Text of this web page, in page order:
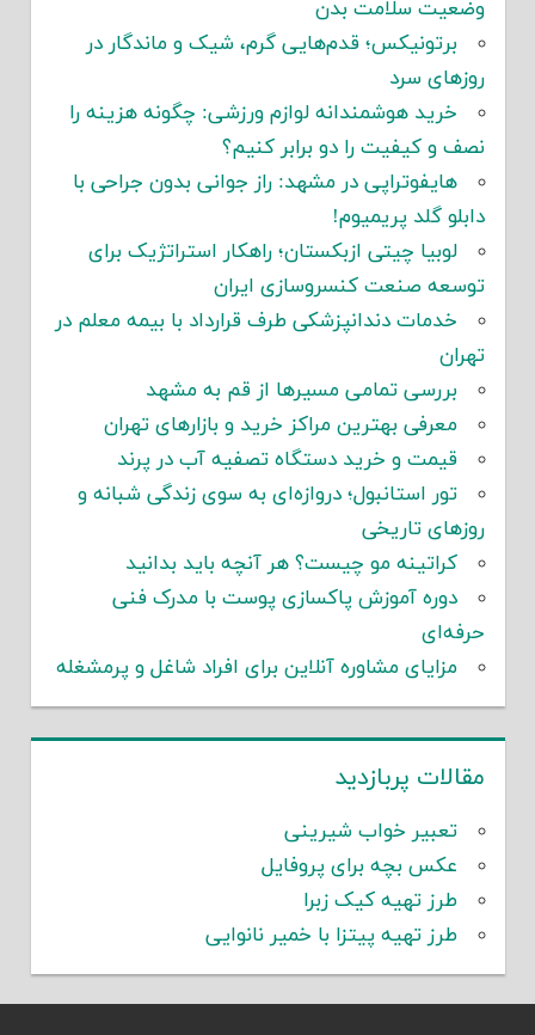
وضعیت سلامت بدن
برتونیکس؛ قدم‌هایی گرم، شیک و ماندگار در
روزهای سرد
خرید هوشمندانه لوازم ورزشی: چگونه هزینه را
نصف و کیفیت را دو برابر کنیم؟
هایفوتراپی در مشهد: راز جوانی بدون جراحی با
دابلو گلد پریمیوم!
لوبیا چیتی ازبکستان؛ راهکار استراتژیک برای
توسعه صنعت کنسروسازی ایران
خدمات دندانپزشکی طرف قرارداد با بیمه معلم در
تهران
بررسی تمامی مسیرها از قم به مشهد
معرفی بهترین مراکز خرید و بازارهای تهران
قیمت و خرید دستگاه تصفیه آب در پرند
تور استانبول؛ دروازه‌ای به سوی زندگی شبانه و
روزهای تاریخی
کراتینه مو چیست؟ هر آنچه باید بدانید
دوره آموزش پاکسازی پوست با مدرک فنی
حرفه‌ای
مزایای مشاوره آنلاین برای افراد شاغل و پرمشغله
مقالات پربازدید
تعبیر خواب شیرینی
عکس بچه برای پروفایل
طرز تهیه کیک زبرا
طرز تهیه پیتزا با خمیر نانوایی